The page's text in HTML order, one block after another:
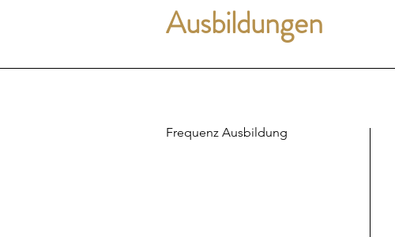
Ausbildungen
Frequenz Ausbildung